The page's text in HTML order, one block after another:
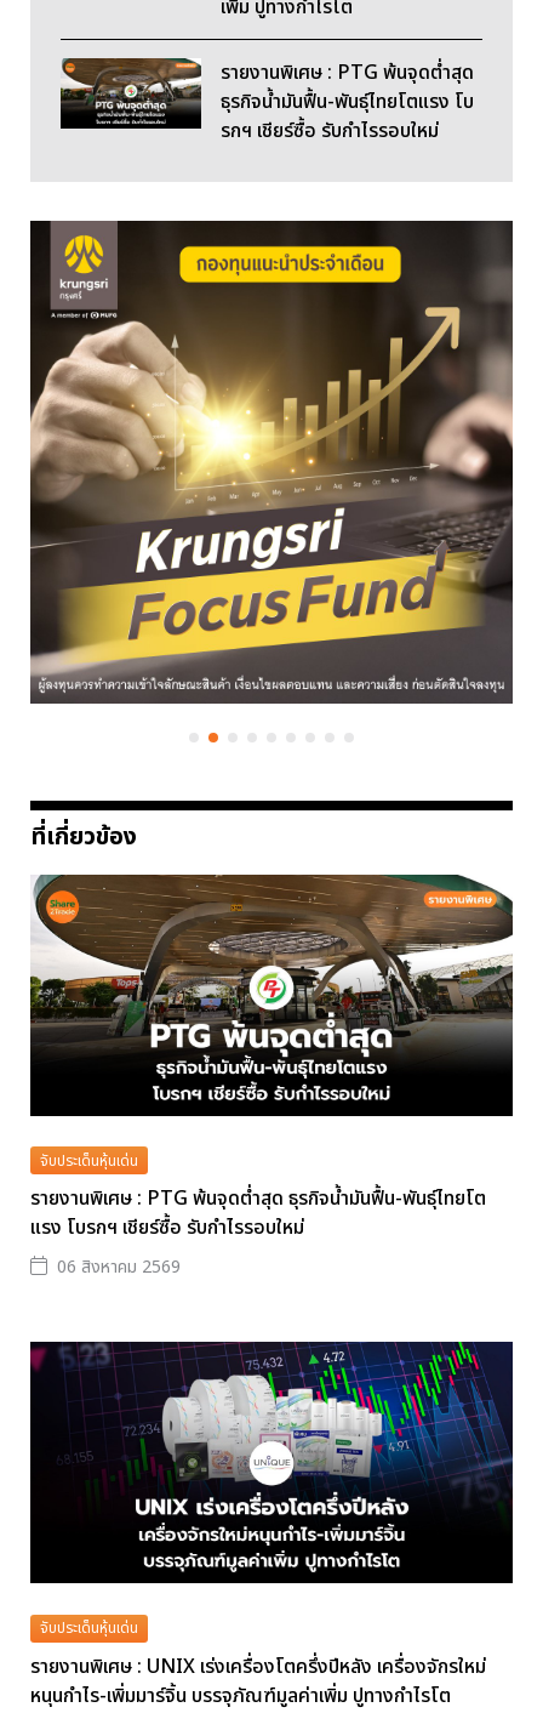
เพิ่ม ปูทางกำไรโต
รายงานพิเศษ : PTG พ้นจุดต่ำสุด
ธุรกิจน้ำมันฟื้น-พันธุ์ไทยโตแรง โบ
รกฯ เชียร์ซื้อ รับกำไรรอบใหม่
ที่เกี่ยวข้อง
จับประเด็นหุ้นเด่น
รายงานพิเศษ : PTG พ้นจุดต่ำสุด ธุรกิจน้ำมันฟื้น-พันธุ์ไทยโต
แรง โบรกฯ เชียร์ซื้อ รับกำไรรอบใหม่
06 สิงหาคม 2569
จับประเด็นหุ้นเด่น
รายงานพิเศษ : UNIX เร่งเครื่องโตครึ่งปีหลัง เครื่องจักรใหม่
หนุนกำไร-เพิ่มมาร์จิ้น บรรจุภัณฑ์มูลค่าเพิ่ม ปูทางกำไรโต